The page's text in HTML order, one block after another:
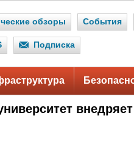
обзоры События
Подписка